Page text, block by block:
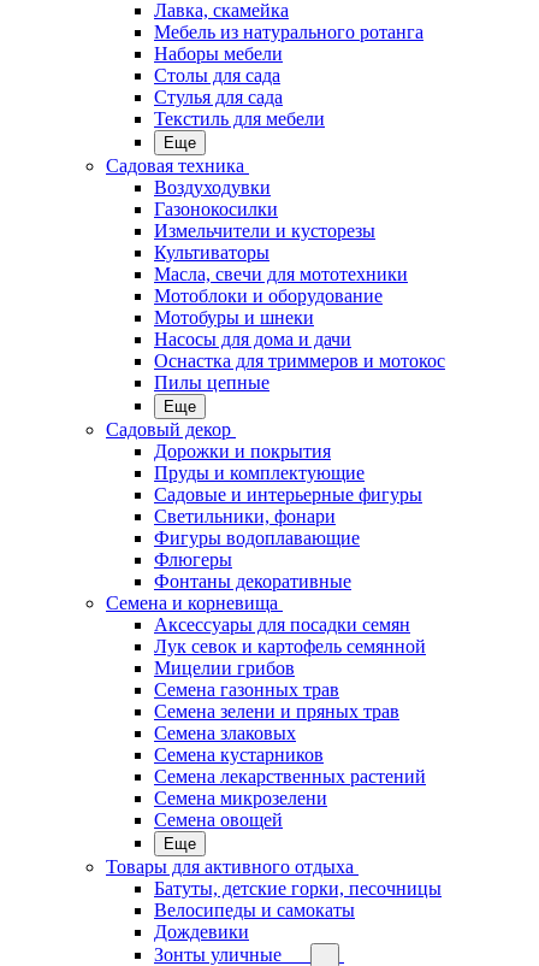
Лавка, скамейка
Мебель из натурального ротанга
Наборы мебели
Столы для сада
Стулья для сада
Текстиль для мебели
Еще
Садовая техника
Воздуходувки
Газонокосилки
Измельчители и кусторезы
Культиваторы
Масла, свечи для мототехники
Мотоблоки и оборудование
Мотобуры и шнеки
Насосы для дома и дачи
Оснастка для триммеров и мотокос
Пилы цепные
Еще
Садовый декор
Дорожки и покрытия
Пруды и комплектующие
Садовые и интерьерные фигуры
Светильники, фонари
Фигуры водоплавающие
Флюгеры
Фонтаны декоративные
Семена и корневища
Аксессуары для посадки семян
Лук севок и картофель семянной
Мицелии грибов
Семена газонных трав
Семена зелени и пряных трав
Семена злаковых
Семена кустарников
Семена лекарственных растений
Семена микрозелени
Семена овощей
Еще
Товары для активного отдыха
Батуты, детские горки, песочницы
Велосипеды и самокаты
Дождевики
Зонты уличные